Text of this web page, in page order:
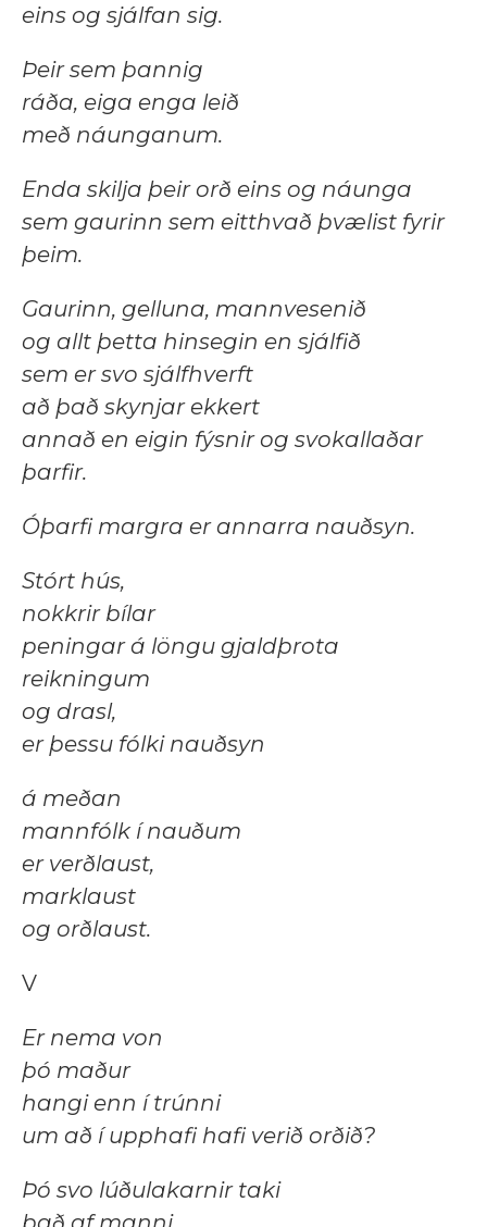
eins og sjálfan sig.
Þeir sem þannig
ráða, eiga enga leið
með náunganum.
Enda skilja þeir orð eins og náunga
sem gaurinn sem eitthvað þvælist fyrir
þeim.
Gaurinn, gelluna, mannvesenið
og allt þetta hinsegin en sjálfið
sem er svo sjálfhverft
að það skynjar ekkert
annað en eigin fýsnir og svokallaðar
þarfir.
Óþarfi margra er annarra nauðsyn.
Stórt hús,
nokkrir bílar
peningar á löngu gjaldþrota
reikningum
og drasl,
er þessu fólki nauðsyn
á meðan
mannfólk í nauðum
er verðlaust,
marklaust
og orðlaust.
V
Er nema von
þó maður
hangi enn í trúnni
um að í upphafi hafi verið orðið?
Þó svo lúðulakarnir taki